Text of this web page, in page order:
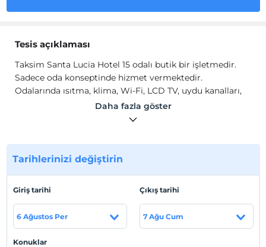
Tesis açıklaması
Taksim Santa Lucia Hotel 15 odalı butik bir işletmedir.
Sadece oda konseptinde hizmet vermektedir.
Odalarında ısıtma, klima, Wi-Fi, LCD TV, uydu kanalları,
elektrikli su ısıtıcısı, minibar, banyo, duş, banyo buklet
malzemeleri gibi olanaklar sunulur.
İstanbul Beyoğlun'da konumlanmaktadır.
Daha fazla göster
Tarihlerinizi değiştirin
Giriş tarihi
6 Ağustos Per
Çıkış tarihi
7 Ağu Cum
Konuklar